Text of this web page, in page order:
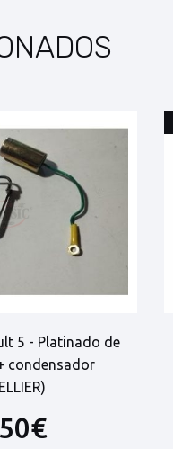
5 - Platinado de
condensador